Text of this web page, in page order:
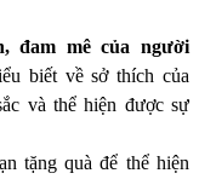
đam mê của người
biết về sở thích của
và thể hiện được sự
tặng quà để thể hiện